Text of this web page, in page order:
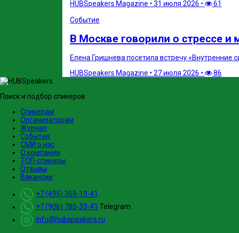
HUBSpeakers Magazine • 31 июля 2026 •
61
Событие
В Москве говорили о стрессе и
Елена Гришнева посетила встречу «Внутренние
HUBSpeakers Magazine • 27 июля 2026 • 86
Поиск и подбор спикеров
Спикерам
Организаторам
Журнал
События
СМИ о нас
О компании
ТОП-спикеры
Отзывы
Вакансии
+7 (495) 369-19-41
+7 (906) 785-33-41
Telegram
info@hubspeakers.ru